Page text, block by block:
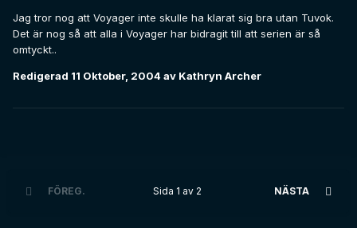
Jag tror nog att Voyager inte skulle ha klarat sig bra utan Tuvok.
Det är nog så att alla i Voyager har bidragit till att serien är så
omtyckt..
Redigerad 11 Oktober, 2004av Kathryn Archer
FÖREG. NÄSTA
Sida 1 av 2